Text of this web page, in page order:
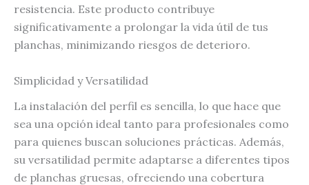
resistencia. Este producto contribuye
significativamente a prolongar la vida útil de tus
planchas, minimizando riesgos de deterioro.
Simplicidad y Versatilidad
La instalación del perfil es sencilla, lo que hace que
sea una opción ideal tanto para profesionales como
para quienes buscan soluciones prácticas. Además,
su versatilidad permite adaptarse a diferentes tipos
de planchas gruesas, ofreciendo una cobertura